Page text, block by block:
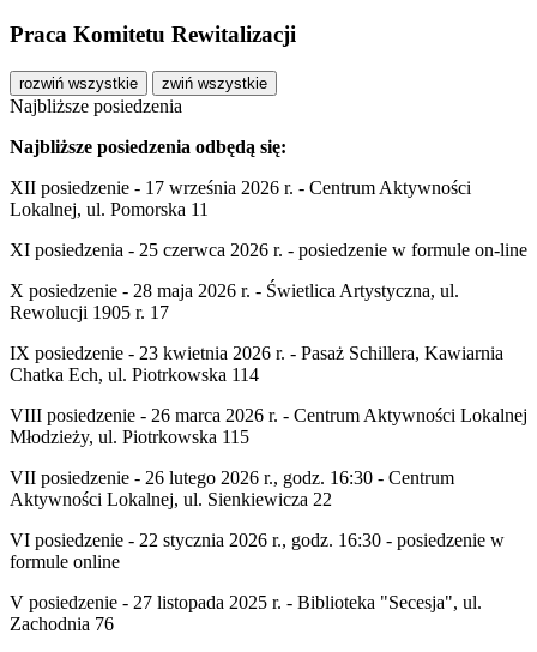
Praca Komitetu Rewitalizacji
rozwiń wszystkie zwiń wszystkie
Najbliższe posiedzenia
Najbliższe posiedzenia odbędą się:
XII posiedzenie - 17 września 2026 r. - Centrum Aktywności
Lokalnej, ul. Pomorska 11
XI posiedzenia - 25 czerwca 2026 r. - posiedzenie w formule on-line
X posiedzenie - 28 maja 2026 r. - Świetlica Artystyczna, ul.
Rewolucji 1905 r. 17
IX posiedzenie - 23 kwietnia 2026 r. - Pasaż Schillera, Kawiarnia
Chatka Ech, ul. Piotrkowska 114
VIII posiedzenie - 26 marca 2026 r. - Centrum Aktywności Lokalnej
Młodzieży, ul. Piotrkowska 115
VII posiedzenie - 26 lutego 2026 r., godz. 16:30 - Centrum
Aktywności Lokalnej, ul. Sienkiewicza 22
VI posiedzenie - 22 stycznia 2026 r., godz. 16:30 - posiedzenie w
formule online
V posiedzenie - 27 listopada 2025 r. - Biblioteka "Secesja", ul.
Zachodnia 76